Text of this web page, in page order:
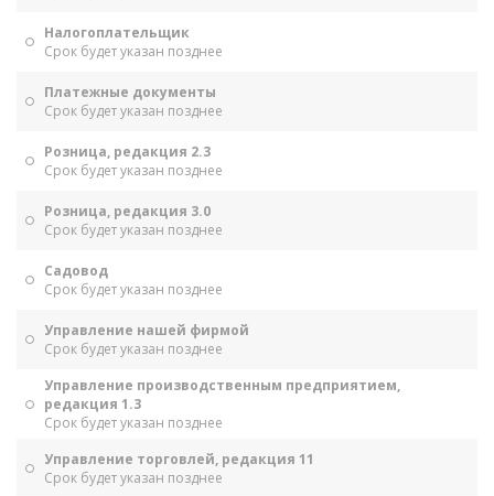
Налогоплательщик
Срок будет указан позднее
Платежные документы
Срок будет указан позднее
Розница, редакция 2.3
Срок будет указан позднее
Розница, редакция 3.0
Срок будет указан позднее
Садовод
Срок будет указан позднее
Управление нашей фирмой
Срок будет указан позднее
Управление производственным предприятием,
редакция 1.3
Срок будет указан позднее
Управление торговлей, редакция 11
Срок будет указан позднее